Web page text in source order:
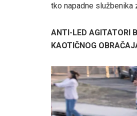
tko napadne službenika
ANTI-LED AGITATORI
KAOTIČNOG